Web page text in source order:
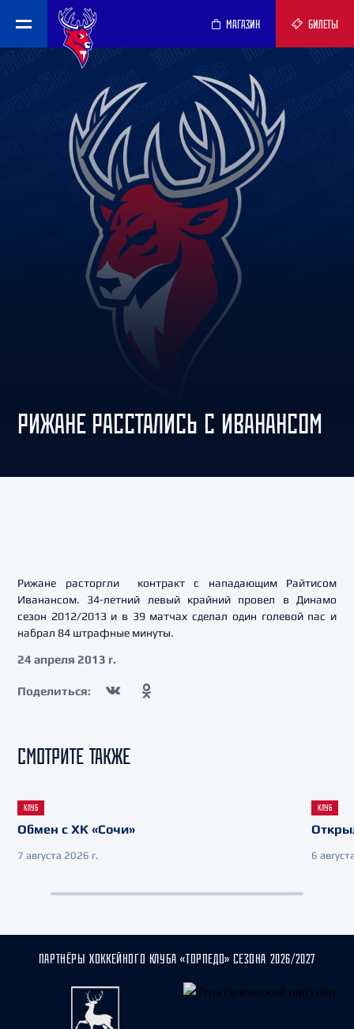
МАГАЗИН БИЛЕТЫ
РИЖАНЕ РАССТАЛИСЬ С ИВАНАНСОМ
Рижане расторгли контракт с нападающим Райтисом
Иванансом. 34-летний левый крайний провел в Динамо
сезон 2012/2013 и в 39 матчах сделал один голевой пас и
набрал 84 штрафные минуты.
24 апреля 2013 г.
Поделиться:
СМОТРИТЕ ТАКЖЕ
КЛУБ
Обмен с ХК «Сочи»
7 августа 2026 г.
КЛУБ
6
ПАРТНЁРЫ ХОККЕЙНОГО КЛУБА «ТОРПЕДО» СЕЗОНА 2026/2027